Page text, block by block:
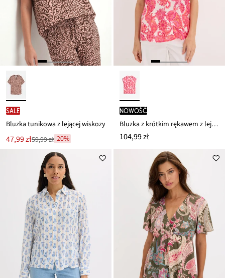
SALE
Bluzka tunikowa z lejącej wiskozy
Nowa
cena
47,99 zł
Przeceniono
59,99 zł-20%
nowość
Bluzka z krótkim rękawem z lejącej satyny
104,99 zł